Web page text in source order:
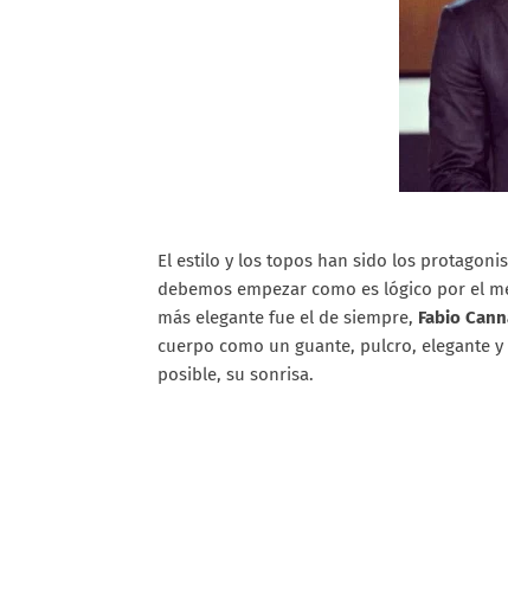
El estilo y los topos han sido los
debemos empezar como es lógico por el
más elegante fue el de siempre, Fabio
cuerpo como un guante, pulcro, elegante
posible, su sonrisa.